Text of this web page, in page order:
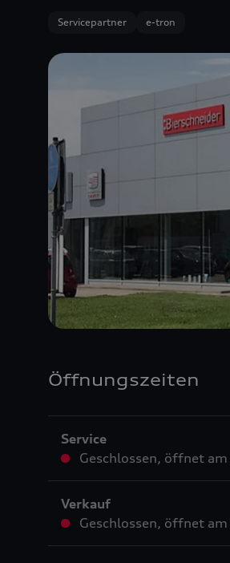
Servicepartner e-tron
Öffnungszeiten
Service
Geschlossen, öffnet am
Verkauf
Geschlossen, öffnet am